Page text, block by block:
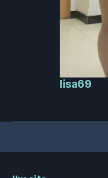
lisa69